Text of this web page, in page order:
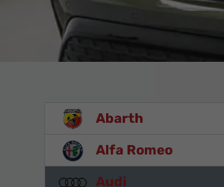
Abarth
Alfa Romeo
Audi